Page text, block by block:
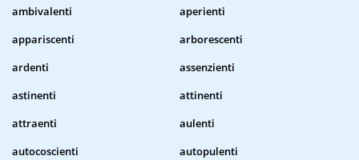
ambivalenti
aperienti
appariscenti
arborescenti
ardenti
assenzienti
astinenti
attinenti
attraenti
aulenti
autocoscienti
autopulenti